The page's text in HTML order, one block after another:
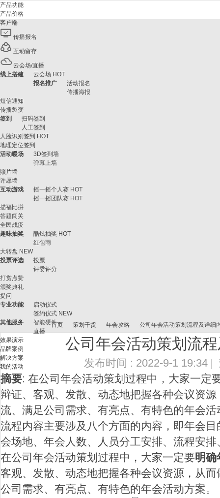
产品功能
产品价格
客户端
传播报名
互动留存
云会场/直播
线上搭建
云会场 HOT
报名推广
活动报名
传播海报
短信通知
传播裂变
签到
扫码签到
人工签到
人脸识别签到 HOT
地理定位签到
活动暖场
3D签到墙
弹幕上墙
照片墙
许愿墙
互动游戏
摇一摇个人赛 HOT
摇一摇团队赛 HOT
描福比拼
答题闯关
全民战疫
趣味抽奖
酷炫抽奖 HOT
红包雨
大转盘 NEW
投票评选
投票
评委评分
打赏点赞
颁奖典礼
提问
专业功能
启动仪式
签约仪式 NEW
其他服务
智能硬件
直播
效果演示
品牌案例
解决方案
我的活动
首页 策划干货
›
年会攻略
›
公司年会活动策划流程及详细
公司年会活动策划流
发布时间 : 2022-9-1 19:34 |
摘要: 在公司年会活动策划过程中，大家一定
辩证、客观、发散、动态地把握各种会议资
流、满足公司需求、有亮点、有特色的年会
流程内容主要涉及八个方面的内容，即年会
会场地、年会人数、人员分工安排、流程安
在公司年会活动策划过程中，大家一定要明确
客观、发散、动态地把握各种会议资源，从
公司需求、有亮点、有特色的年会活动方案。